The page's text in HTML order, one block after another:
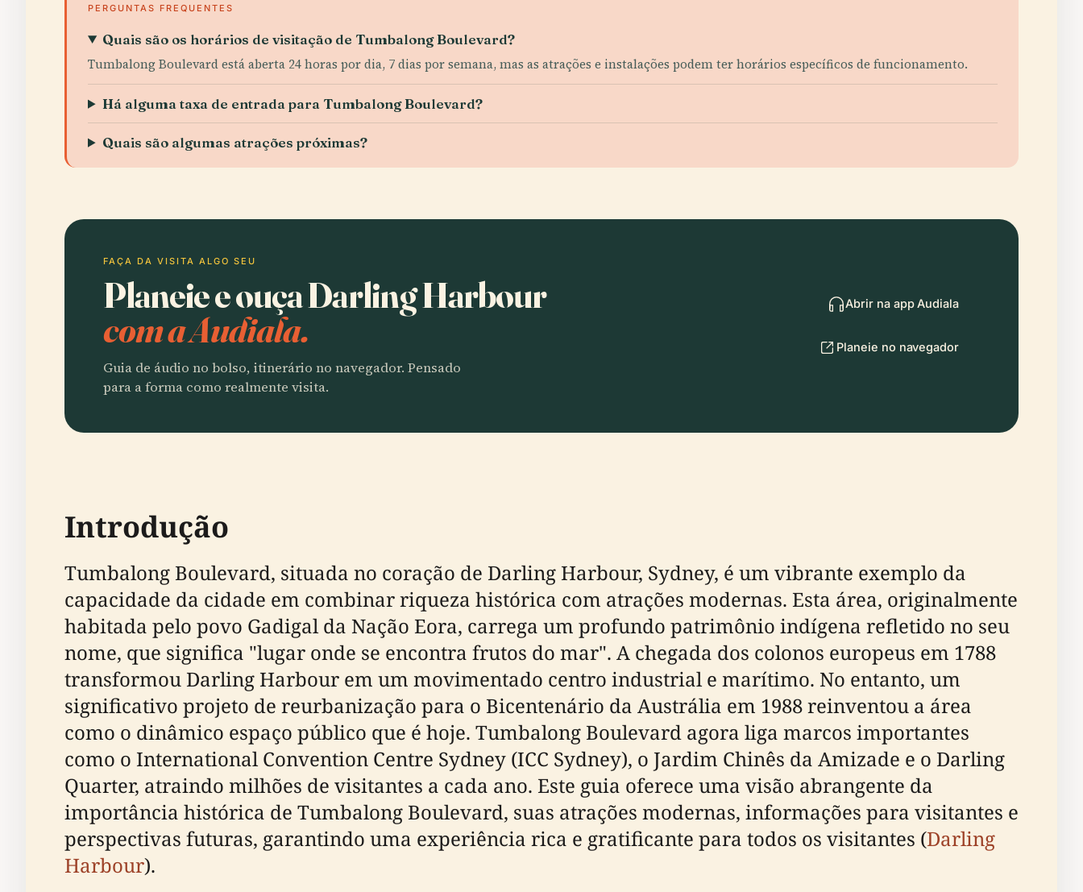
PERGUNTAS FREQUENTES
Quais são os horários de visitação de Tumbalong Boulevard?
Tumbalong Boulevard está aberta 24 horas por dia, 7 dias por semana, mas as atrações e instalações podem ter horários específicos de funcionamento.
Há alguma taxa de entrada para Tumbalong Boulevard?
Quais são algumas atrações próximas?
FAÇA DA VISITA ALGO SEU
Planeie e ouça Darling Harbour
com a Audiala.
Guia de áudio no bolso, itinerário no navegador. Pensado
para a forma como realmente visita.
Abrir na app Audiala
Planeie no navegador
Introdução
Tumbalong Boulevard, situada no coração de Darling Harbour, Sydney, é um vibrante exemplo da
capacidade da cidade em combinar riqueza histórica com atrações modernas. Esta área, originalmente
habitada pelo povo Gadigal da Nação Eora, carrega um profundo patrimônio indígena refletido no seu
nome, que significa "lugar onde se encontra frutos do mar". A chegada dos colonos europeus em 1788
transformou Darling Harbour em um movimentado centro industrial e marítimo. No entanto, um
significativo projeto de reurbanização para o Bicentenário da Austrália em 1988 reinventou a área
como o dinâmico espaço público que é hoje. Tumbalong Boulevard agora liga marcos importantes
como o International Convention Centre Sydney (ICC Sydney), o Jardim Chinês da Amizade e o Darling
Quarter, atraindo milhões de visitantes a cada ano. Este guia oferece uma visão abrangente da
importância histórica de Tumbalong Boulevard, suas atrações modernas, informações para visitantes e
perspectivas futuras, garantindo uma experiência rica e gratificante para todos os visitantes (Darling
Harbour).